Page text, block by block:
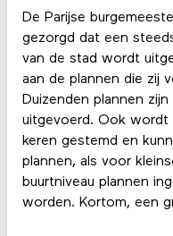
De Parijse
gezorgd dat een
van de stad wordt
aan de plannen die zij
Duizenden plannen
uitgevoerd. Ook wordt
keren gestemd en
plannen, als voor
buurtniveau plannen
worden. Kortom, een